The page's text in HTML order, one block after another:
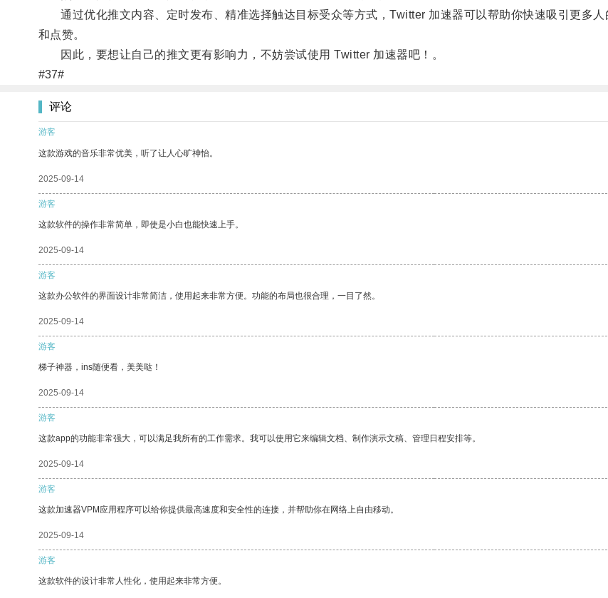
通过优化推文内容、定时发布、精准选择触达目标受众等方式，Twitter 加速器可以帮助你快速吸引更多
和点赞。
因此，要想让自己的推文更有影响力，不妨尝试使用 Twitter 加速器吧！。
#37#
评论
游客
这款游戏的音乐非常优美，听了让人心旷神怡。
2025-09-14
游客
这款软件的操作非常简单，即使是小白也能快速上手。
2025-09-14
游客
这款办公软件的界面设计非常简洁，使用起来非常方便。功能的布局也很合理，一目了然。
2025-09-14
游客
梯子神器，ins随便看，美美哒！
2025-09-14
游客
这款app的功能非常强大，可以满足我所有的工作需求。我可以使用它来编辑文档、制作演示文稿、管理日程安排等。
2025-09-14
游客
这款加速器VPM应用程序可以给你提供最高速度和安全性的连接，并帮助你在网络上自由移动。
2025-09-14
游客
这款软件的设计非常人性化，使用起来非常方便。